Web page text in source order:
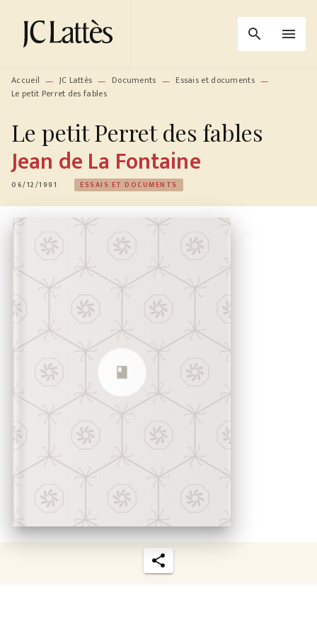
MENU RECHERCHE
PIED DE PAGE
search menu
Accueil — JC Lattès — Documents — Essais et documents —
Le petit Perret des fables
Le petit Perret des fables
Jean de La Fontaine
06/12/1991 ESSAIS ET DOCUMENTS